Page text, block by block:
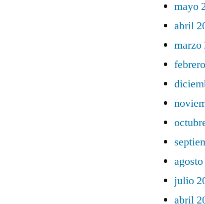
mayo
abril
marzo
julio
abril